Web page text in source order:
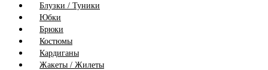
Блузки / Туники
Юбки
Брюки
Костюмы
Кардиганы
Жакеты / Жилеты